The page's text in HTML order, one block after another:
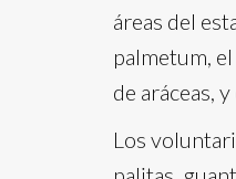
áreas del
palmetum,
de aráceas,
Los